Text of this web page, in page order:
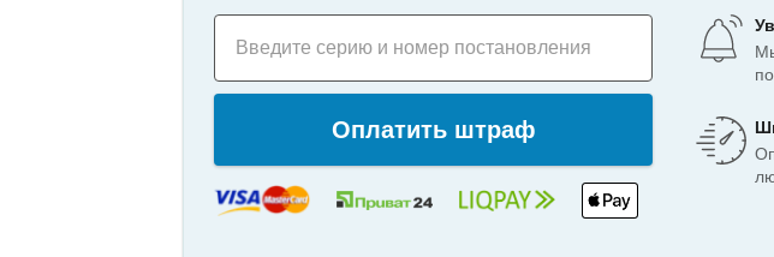
Введите серию и номер постановления
Оплатить штраф